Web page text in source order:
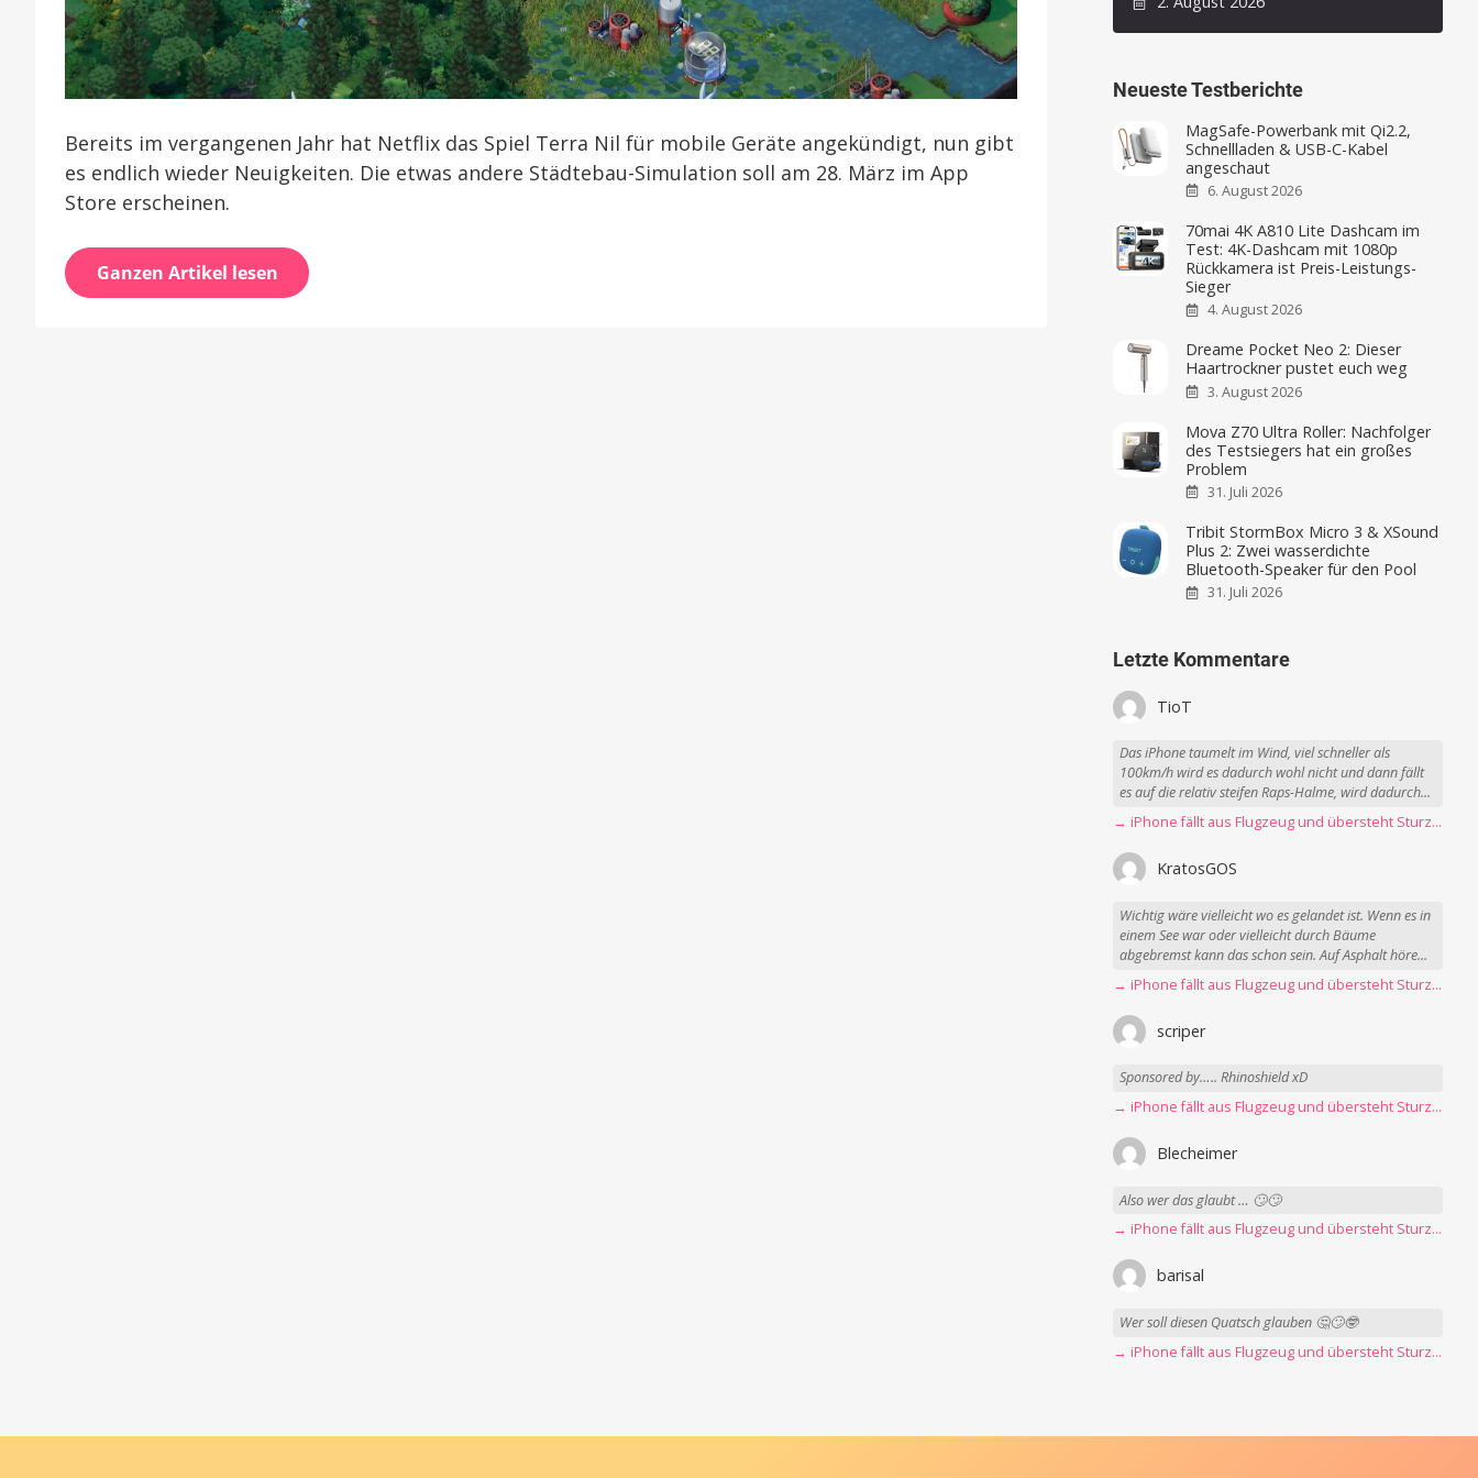
Bereits im vergangenen Jahr hat Netflix das Spiel Terra Nil für mobile Geräte angekündigt, nun gibt
es endlich wieder Neuigkeiten. Die etwas andere Städtebau-Simulation soll am 28. März im App
Store erscheinen.
Ganzen Artikel lesen
Neueste Testberichte
MagSafe-Powerbank mit Qi2.2,
Schnellladen & USB-C-Kabel
angeschaut
6. August 2026
70mai 4K A810 Lite Dashcam im
Test: 4K-Dashcam mit 1080p
Rückkamera ist Preis-Leistungs-
Sieger
4. August 2026
Dreame Pocket Neo 2: Dieser
Haartrockner pustet euch weg
3. August 2026
Mova Z70 Ultra Roller: Nachfolger
des Testsiegers hat ein großes
Problem
31. Juli 2026
Tribit StormBox Micro 3 & XSound
Plus 2: Zwei wasserdichte
Bluetooth-Speaker für den Pool
31. Juli 2026
Letzte Kommentare
TioT
Das iPhone taumelt im Wind, viel schneller als
100km/h wird es dadurch wohl nicht und dann fällt
es auf die relativ steifen Raps-Halme, wird dadurch...
→ iPhone fällt aus Flugzeug und übersteht Sturz unbeschadet
KratosGOS
Wichtig wäre vielleicht wo es gelandet ist. Wenn es in
einem See war oder vielleicht durch Bäume
abgebremst kann das schon sein. Auf Asphalt höre...
→ iPhone fällt aus Flugzeug und übersteht Sturz unbeschadet
scriper
Sponsored by….. Rhinoshield xD
→ iPhone fällt aus Flugzeug und übersteht Sturz unbeschadet
Blecheimer
Also wer das glaubt … 🙄🙄
→ iPhone fällt aus Flugzeug und übersteht Sturz unbeschadet
barisal
Wer soll diesen Quatsch glauben 🤔🙄🤓
→ iPhone fällt aus Flugzeug und übersteht Sturz unbeschadet